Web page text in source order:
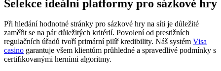
Selekce ideální platformy pro sázkové hry
Při hledání hodnotné stránky pro sázkové hry na síti je důležité
zaměřit se na pár důležitých kritérií. Povolení od prestižních
regulačních úřadů tvoří primární pilíř kredibility. Náš systém Visa
casino garantuje všem klientům průhledné a spravedlivé podmínky s
certifikovanými herními algoritmy.